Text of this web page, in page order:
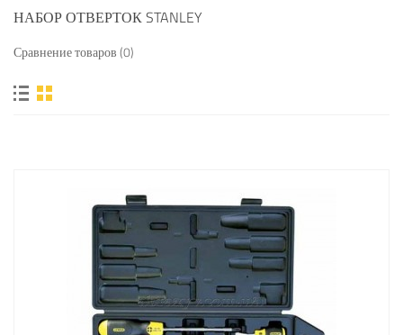
НАБОР ОТВЕРТОК STANLEY
Сравнение товаров (0)